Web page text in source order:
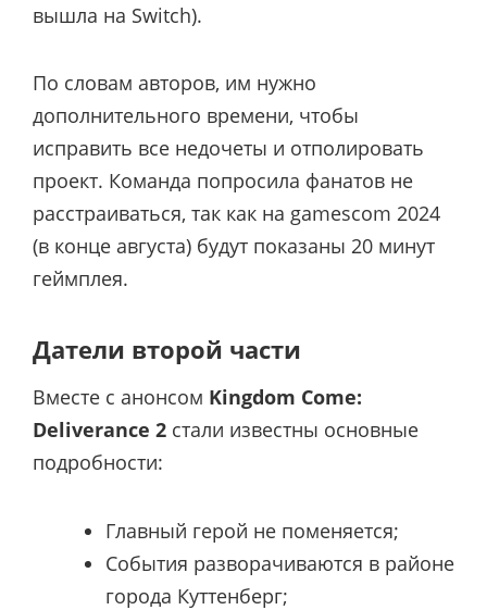
вышла на Switch).
По словам авторов, им нужно
дополнительного времени, чтобы
исправить все недочеты и отполировать
проект. Команда попросила фанатов не
расстраиваться, так как на gamescom 2024
(в конце августа) будут показаны 20 минут
геймплея.
Датели второй части
Вместе с анонсом Kingdom Come:
Deliverance 2 стали известны основные
подробности:
Главный герой не поменяется;
События разворачиваются в районе
города Куттенберг;